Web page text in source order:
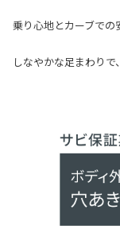
乗り心地とカーブでの
しなやかな足まわりで